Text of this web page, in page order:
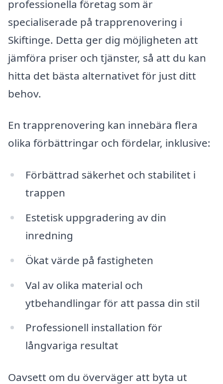
professionella företag som är
specialiserade på trapprenovering i
Skiftinge. Detta ger dig möjligheten att
jämföra priser och tjänster, så att du kan
hitta det bästa alternativet för just ditt
behov.
En trapprenovering kan innebära flera
olika förbättringar och fördelar, inklusive:
Förbättrad säkerhet och stabilitet i
trappen
Estetisk uppgradering av din
inredning
Ökat värde på fastigheten
Val av olika material och
ytbehandlingar för att passa din stil
Professionell installation för
långvariga resultat
Oavsett om du överväger att byta ut